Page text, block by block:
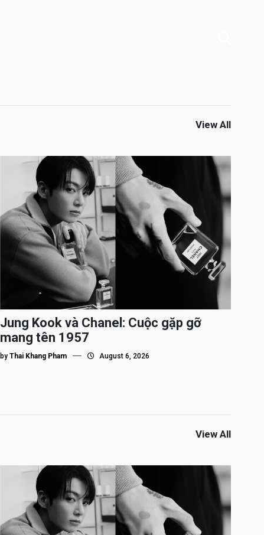
View All
Jung Kook và Chanel: Cuộc gặp gỡ
mang tên 1957
byThai Khang Pham August 6, 2026
View All